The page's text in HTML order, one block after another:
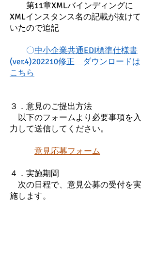
第11章XMLバインディングに
XMLインスタンス名の記載が抜けて
いたので追記
〇中小企業共通EDI標準仕様書
(ver.4)202210修正 ダウンロードは
こちら
３．意見のご提出方法
以下のフォームより必要事項を入
力して送信してください。
意見応募フォーム
４．実施期間
次の日程で、意見公募の受付を実
施します。